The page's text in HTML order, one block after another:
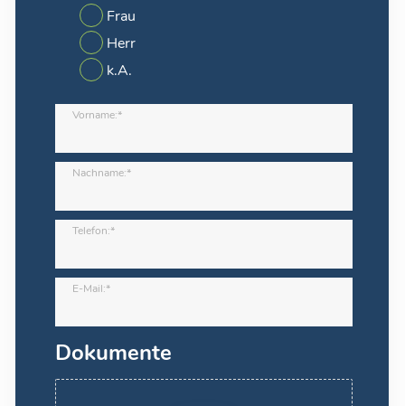
Frau
Herr
k.A.
Vorname:*
Nachname:*
Telefon:*
E-Mail:*
Dokumente